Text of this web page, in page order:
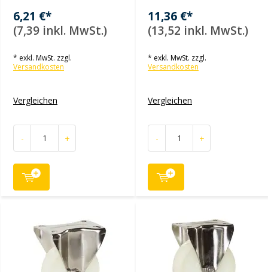
6,21 €*
(7,39 inkl. MwSt.)
* exkl. MwSt. zzgl.
Versandkosten
Vergleichen
- +
11,36 €*
(13,52 inkl. MwSt.)
* exkl. MwSt. zzgl.
Versandkosten
Vergleichen
- +